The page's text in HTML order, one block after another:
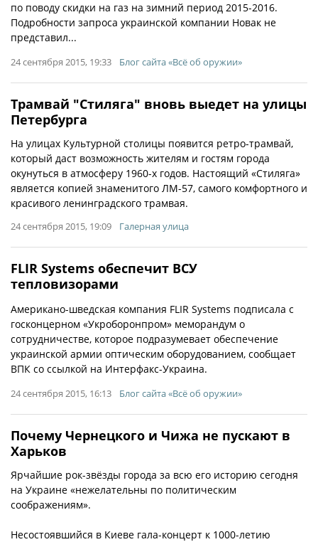
по поводу скидки на газ на зимний период 2015-2016.
Подробности запроса украинской компании Новак не
представил...
24 сентября 2015, 19:33 Блог сайта «Всё об оружии»
Трамвай "Стиляга" вновь выедет на улицы
Петербурга
На улицах Культурной столицы появится ретро-трамвай,
который даст возможность жителям и гостям города
окунуться в атмосферу 1960-х годов. Настоящий «Стиляга»
является копией знаменитого ЛМ-57, самого комфортного и
красивого ленинградского трамвая.
24 сентября 2015, 19:09 Галерная улица
FLIR Systems обеспечит ВСУ
тепловизорами
Американо-шведская компания FLIR Systems подписала с
госконцерном «Укроборонпром» меморандум о
сотрудничестве, которое подразумевает обеспечение
украинской армии оптическим оборудованием, сообщает
ВПК со ссылкой на Интерфакс-Украина.
24 сентября 2015, 16:13 Блог сайта «Всё об оружии»
Почему Чернецкого и Чижа не пускают в
Харьков
Ярчайшие рок-звёзды города за всю его историю сегодня
на Украине «нежелательны по политическим
соображениям».
Несостоявшийся в Киеве гала-концерт к 1000-летию